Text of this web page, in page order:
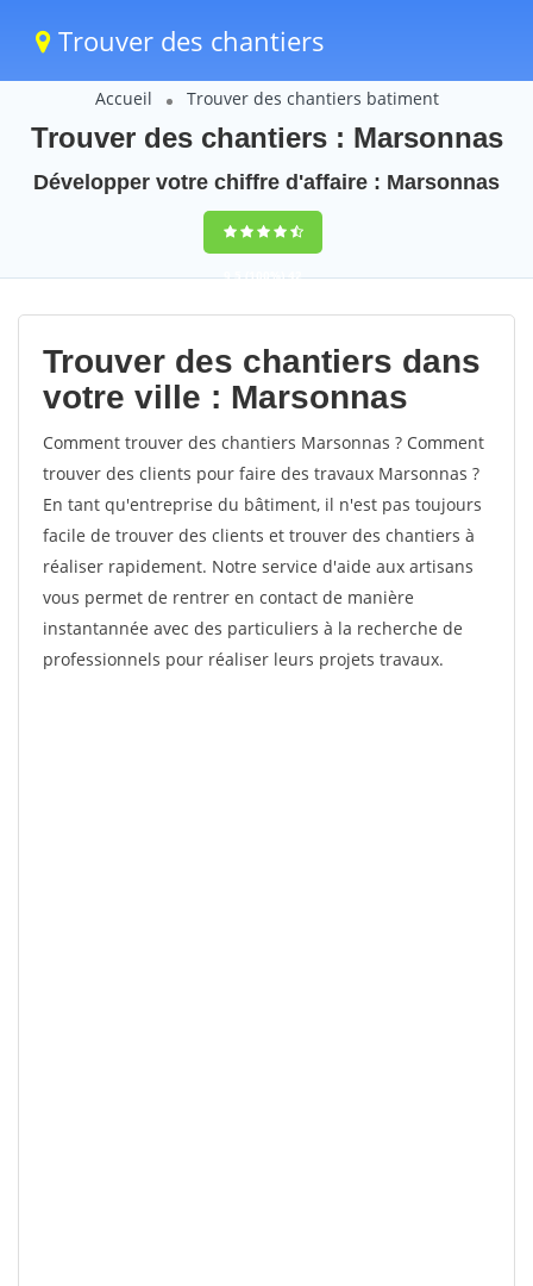
Trouver des chantiers
Accueil Trouver des chantiers batiment
Trouver des chantiers : Marsonnas
Développer votre chiffre d'affaire : Marsonnas
9,5(100%)42
votes
Trouver des chantiers dans
votre ville : Marsonnas
Comment trouver des chantiers Marsonnas ? Comment
trouver des clients pour faire des travaux Marsonnas ?
En tant qu'entreprise du bâtiment, il n'est pas toujours
facile de trouver des clients et trouver des chantiers à
réaliser rapidement. Notre service d'aide aux artisans
vous permet de rentrer en contact de manière
instantannée avec des particuliers à la recherche de
professionnels pour réaliser leurs projets travaux.